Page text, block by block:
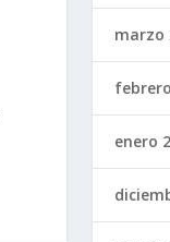
marzo
enero